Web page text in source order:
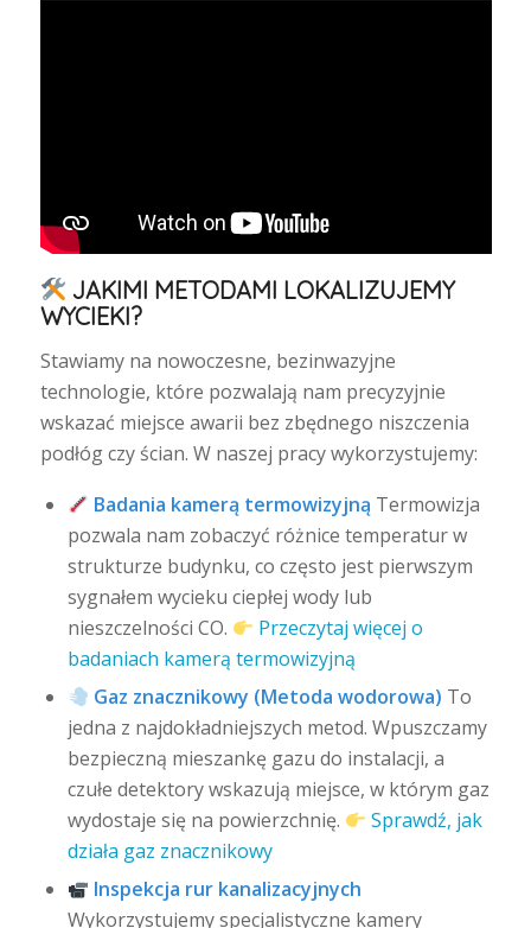
JAKIMI METODAMI LOKALIZUJEMY
WYCIEKI?
Stawiamy na nowoczesne, bezinwazyjne
technologie, które pozwalają nam precyzyjnie
wskazać miejsce awarii bez zbędnego niszczenia
podłóg czy ścian. W naszej pracy wykorzystujemy:
Badania kamerą termowizyjną Termowizja
pozwala nam zobaczyć różnice temperatur w
strukturze budynku, co często jest pierwszym
sygnałem wycieku ciepłej wody lub
nieszczelności CO.
Przeczytaj więcej o
badaniach kamerą termowizyjną
Gaz znacznikowy (Metoda wodorowa) To
jedna z najdokładniejszych metod. Wpuszczamy
bezpieczną mieszankę gazu do instalacji, a
czułe detektory wskazują miejsce, w którym gaz
wydostaje się na powierzchnię.
Sprawdź, jak
działa gaz znacznikowy
Inspekcja rur kanalizacyjnych
Wykorzystujemy specjalistyczne kamery